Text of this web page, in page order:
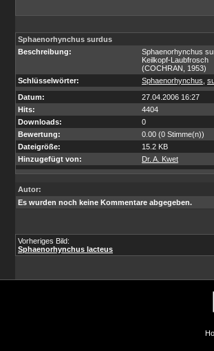
Sphaenorhynchus surdus
Beschreibung:
Sphaenorhynchus
Keilkopf-Laubfrosch
(COCHRAN, 1953)
Schlüsselwörter:
Sphaenorhynchus
Datum:
27.04.2006 16:27
Hits:
4404
Downloads:
0
Bewertung:
0.00 (0 Stimme(n))
Dateigröße:
15.2 KB
Hinzugefügt von:
Dr. A. Kwet
Autor:
Es wurden noch keine Kommentare abgegeben.
Vorheriges Bild:
Sphaenorhynchus lacteus